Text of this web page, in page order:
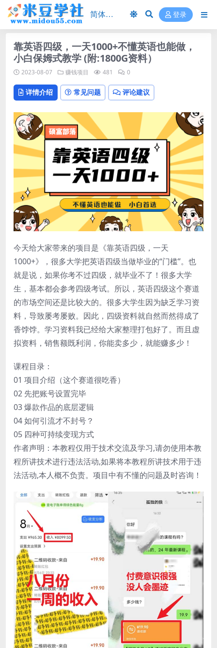
登录
靠英语四级，一天1000+不懂英语也能做，
小白保姆式教学 (附:1800G资料）
2023-08-07 赚钱项目 481 0
详情介绍 常见问题 评论建议
今天给大家带来的项目是《靠英语四级，一天
1000+》，很多大学把英语四级当做毕业的“门槛”。也
就是说，如果你考不过四级，就毕业不了！很多大学
生，基本都会参考四级考试。所以，英语四级这个赛道
的市场空间还是比较大的。很多大学生因为缺乏学习资
料，导致屡考屡败。因此，四级资料就自然而然得成了
香饽饽。学习资料我已经给大家整理打包好了。而且虚
拟资料，销售额既利润，你能卖多少，就能赚多少！
课程目录：
01 项目介绍（这个赛道很吃香）
02 先把账号设置完毕
03 爆款作品的底层逻辑
04 如何引流才不封号？
05 四种可持续变现方式
作者声明：本教程仅用于技术交流及学习,请勿使用本教
程所讲技术进行违法活动,如果将本教程所讲技术用于违
法活动,本人概不负责。项目中有不懂的问题及时咨询！